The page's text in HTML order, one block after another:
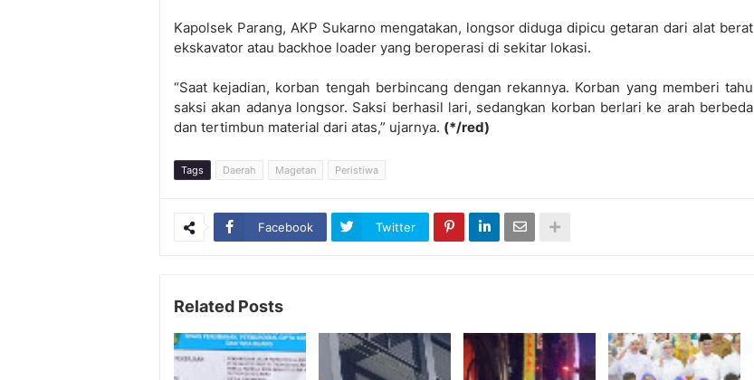
Kapolsek Parang, AKP Sukarno mengatakan, longsor diduga dipicu getaran dari alat berat
ekskavator atau backhoe loader yang beroperasi di sekitar lokasi.
“Saat kejadian, korban tengah berbincang dengan rekannya. Korban yang memberi tahu
saksi akan adanya longsor. Saksi berhasil lari, sedangkan korban berlari ke arah berbeda
dan tertimbun material dari atas,” ujarnya. (*/red)
Tags Daerah Magetan Peristiwa
Facebook Twitter
Related Posts